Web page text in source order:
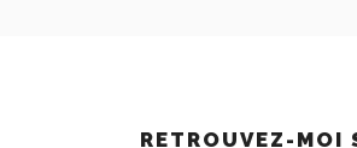
RETROUVEZ-MOI